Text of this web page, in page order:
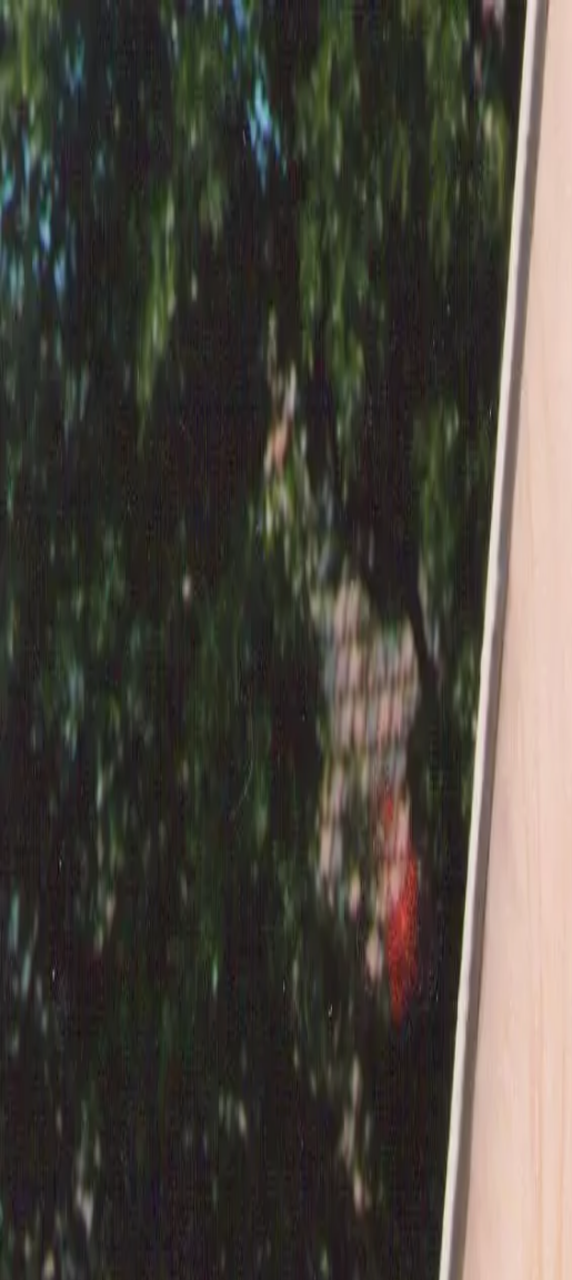
NOSOTROS EVENTOS SERVICIOS GALERÍA CONTACTO
INICIO NOSOTROS EVENTOS SERVICIOSGALERÍA CONTACTO
Destacados
Ver Calendario